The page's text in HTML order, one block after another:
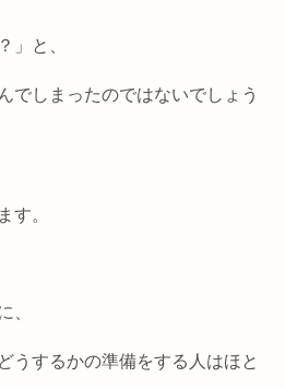
」と、
でしまったのではないでしょう
す。
、
うするかの準備をする人はほと